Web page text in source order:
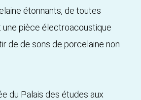
étonnants, de toutes
pièce électroacoustique
de de sons de porcelaine non
du Palais des études aux